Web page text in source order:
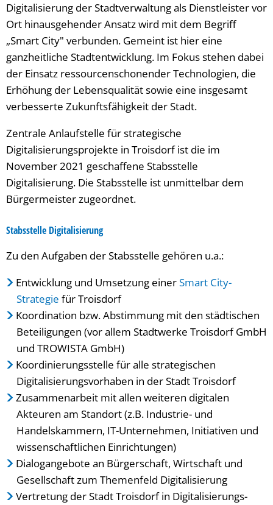
Digitalisierung der Stadtverwaltung als Dienstleister vor
Ort hinausgehender Ansatz wird mit dem Begriff
„Smart City" verbunden. Gemeint ist hier eine
ganzheitliche Stadtentwicklung. Im Fokus stehen dabei
der Einsatz ressourcenschonender Technologien, die
Erhöhung der Lebensqualität sowie eine insgesamt
verbesserte Zukunftsfähigkeit der Stadt.
Zentrale Anlaufstelle für strategische
Digitalisierungsprojekte in Troisdorf ist die im
November 2021 geschaffene Stabsstelle
Digitalisierung. Die Stabsstelle ist unmittelbar dem
Bürgermeister zugeordnet.
Stabsstelle Digitalisierung
Zu den Aufgaben der Stabsstelle gehören u.a.:
Entwicklung und Umsetzung einerSmart City-
Strategie für Troisdorf
Koordination bzw. Abstimmung mit den städtischen
Beteiligungen (vor allem Stadtwerke Troisdorf GmbH
und TROWISTA GmbH)
Koordinierungsstelle für alle strategischen
Digitalisierungsvorhaben in der Stadt Troisdorf
Zusammenarbeit mit allen weiteren digitalen
Akteuren am Standort (z.B. Industrie- und
Handelskammern, IT-Unternehmen, Initiativen und
wissenschaftlichen Einrichtungen)
Dialogangebote an Bürgerschaft, Wirtschaft und
Gesellschaft zum Themenfeld Digitalisierung
Vertretung der Stadt Troisdorf in Digitalisierungs-